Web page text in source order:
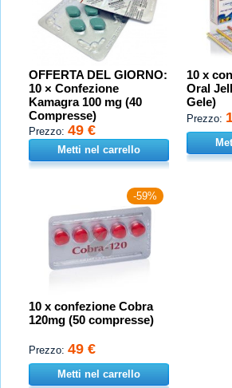
OFFERTA DEL GIORNO:
10 × Confezione
Kamagra 100 mg (40
Compresse)
Prezzo: 49 €
Metti nel carrello
10 x
Oral
Gele)
Prezzo:
-59%
10 x confezione Cobra
120mg (50 compresse)
Prezzo: 49 €
Metti nel carrello